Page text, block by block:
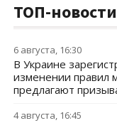
ТОП-новости
6 августа, 16:30
В Украине
изменении правил
предлагают
4 августа, 16:45